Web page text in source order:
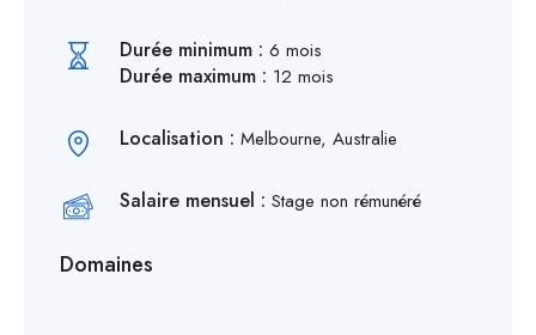
Durée minimum : 6 mois
Durée maximum : 12 mois
Localisation : Melbourne, Australie
Salaire mensuel : Stage non rémunéré
Domaines